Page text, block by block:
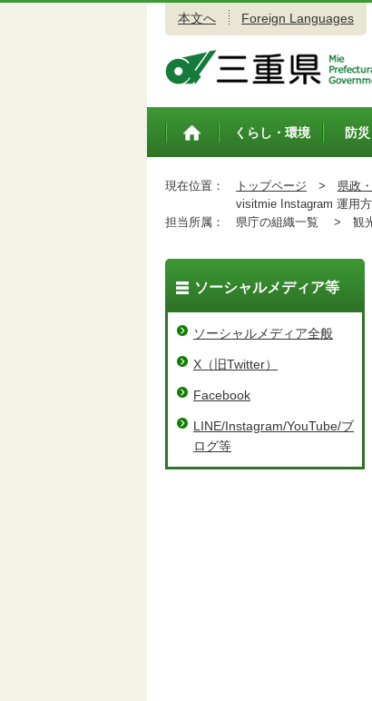
本文へ Foreign Languages
トップペ
くらし・環境 防
現在位置： トップページ > 県政
visitmie Instagram 運用
担当所属：
県庁の組織一覧 > 観
ソーシャルメディア等
ソーシャルメディア全般
X（旧Twitter）
Facebook
LINE/Instagram/YouTube/ブ
ログ等